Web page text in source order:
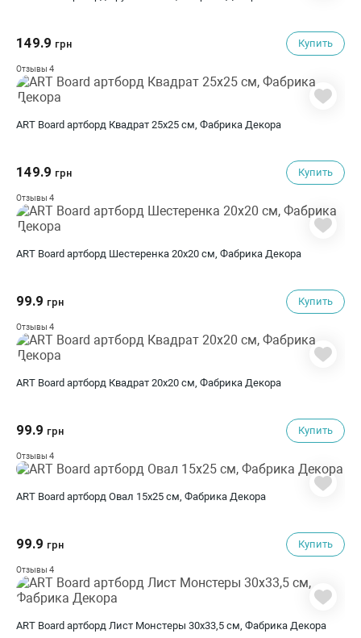
149.9 грн Купить
Отзывы 4
ART Board артборд Квадрат 25х25 см, Фабрика Декора
149.9 грн Купить
Отзывы 4
ART Board артборд Шестеренка 20х20 см, Фабрика Декора
99.9 грн Купить
Отзывы 4
ART Board артборд Квадрат 20х20 см, Фабрика Декора
99.9 грн Купить
Отзывы 4
ART Board артборд Овал 15х25 см, Фабрика Декора
99.9 грн Купить
Отзывы 4
ART Board артборд Лист Монстеры 30х33,5 см, Фабрика Декора